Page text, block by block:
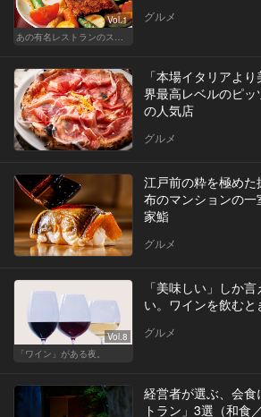
Vol.1
グルメ
「本場イタリアよ
界最高レベルのピ
の人気店
グルメ
江戸前の粋を極め
布のマンションの
家鮨
グルメ
Vol.8
「ワイン」がある夜。
「美味しい」しか
い。ワインを飲む
グルメ
経営者が選ぶ、会
トラン」3選（和食